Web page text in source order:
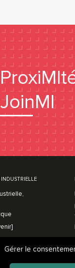
Gérer le
INDUSTRIELLE